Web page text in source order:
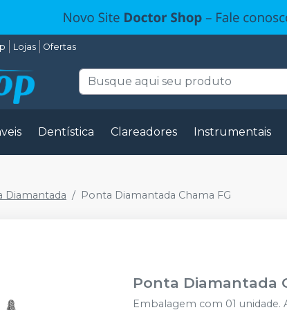
Lojas Ofertas
Dentística Clareadores Instrumentais
Diamantada Ponta Diamantada Chama FG
Ponta Diamantada
Embalagem com 01 unidade.